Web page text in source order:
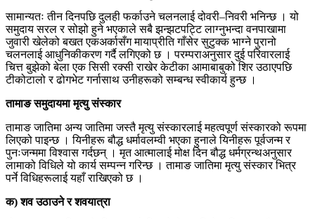
सामान्यतः तीन दिनपछि दुलही फर्काउने चलनलाई दोवरी–निवरी भनिन्छ । यो
समुदाय सरल र सोझो हुने भएकाले सबै झन्झटपट्टि लाग्नुभन्दा वनपाखामा
जुवारी खेलेको बखत एकअर्कासँग मायाप्रीति गाँसेर सुटुक्क भाग्ने पुरानो
चलनलाई आधुनिकीकरण गर्दै लगिएको छ । परम्पराअनुसार दुई परिवारलाई
चित्त बुझेको बेला एक सिसी रक्सी राखेर केटीका आमाबाबुको शिर उठाएपछि
टीकोटालो र ढोगभेट गर्नासाथ उनीहरूको सम्बन्ध स्वीकार्य हुन्छ ।
तामाङ समुदायमा मृत्यु संस्कार
तामाङ जातिमा अन्य जातिमा जस्तै मृत्यु संस्कारलाई महत्वपूर्ण संस्कारको रूपमा
लिएको पाइन्छ । यिनीहरू बौद्ध धर्मावलम्वी भएका हुनाले यिनीहरू पूर्वजन्म र
पुनःजन्ममा विश्वास गर्दछन् । मृत आत्मालाई मोक्ष दिन बौद्ध धर्मग्रन्थअनुसार
लामाको विधिले यो कार्य सम्पन्न गरिन्छ । तामाङ जातिमा मृत्यु संस्कार भित्र
पर्ने विधिहरूलाई यहाँ राखिएको छ ।
क) शव उठाउने र शवयात्रा